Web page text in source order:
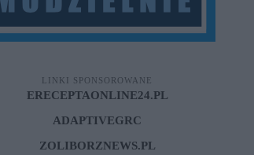
LINKI SPONSOROWANE
ERECEPTAONLINE24.PL
ADAPTIVEGRC
ZOLIBORZNEWS.PL